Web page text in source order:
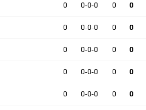
0 0-0-0 0 0
0 0-0-0 0 0
0 0-0-0 0 0
0 0-0-0 0 0
0 0-0-0 0 0